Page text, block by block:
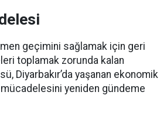
geçimini sağlamak için geri
toplamak zorunda kalan
Diyarbakır’da yaşanan ekonomik
mücadelesini yeniden gündeme